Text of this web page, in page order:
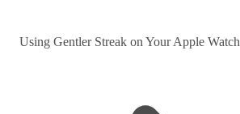
Using Gentler Streak on Your Apple Watch